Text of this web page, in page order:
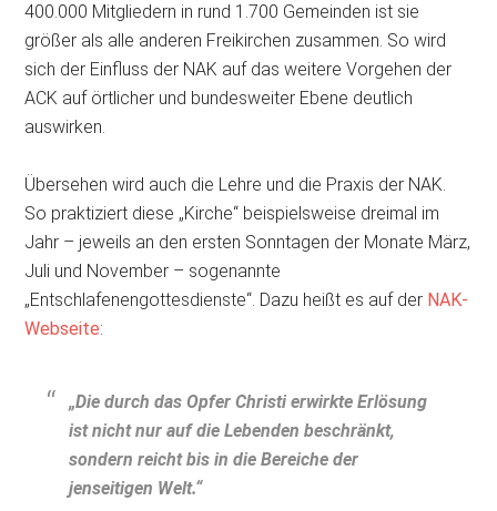
400.000 Mitgliedern in rund 1.700 Gemeinden ist sie
größer als alle anderen Freikirchen zusammen. So wird
sich der Einfluss der NAK auf das weitere Vorgehen der
ACK auf örtlicher und bundesweiter Ebene deutlich
auswirken.
Übersehen wird auch die Lehre und die Praxis der NAK.
So praktiziert diese „Kirche“ beispielsweise dreimal im
Jahr – jeweils an den ersten Sonntagen der Monate März,
Juli und November – sogenannte
„Entschlafenengottesdienste“. Dazu heißt es auf der NAK-
Webseite:
„Die durch das Opfer Christi erwirkte Erlösung
ist nicht nur auf die Lebenden beschränkt,
sondern reicht bis in die Bereiche der
jenseitigen Welt.“